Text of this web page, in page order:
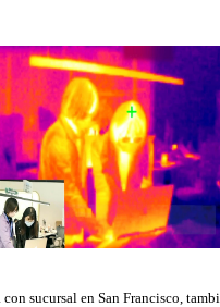
sucursal en San Francisco,